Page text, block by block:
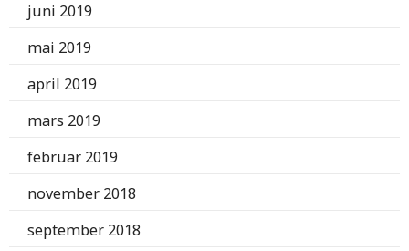
juni 2019
mai 2019
april 2019
mars 2019
februar 2019
november 2018
september 2018